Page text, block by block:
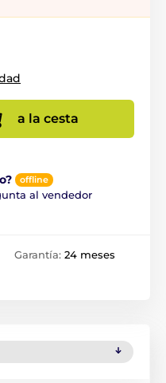
a la cesta
offline
al vendedor
Garantía: 24 meses